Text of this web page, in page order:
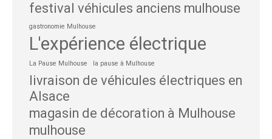
festival véhicules anciens mulhouse
gastronomie Mulhouse
L'expérience électrique
La Pause Mulhouse la pause à Mulhouse
livraison de véhicules électriques en
Alsace
magasin de décoration à Mulhouse
mulhouse